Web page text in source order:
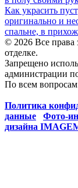
Как украсить
оригинально и
спальне, в
© 2026 Все
отделке.
Запрещено
администрации
По всем
Политика
данные
Фото-
дизайна